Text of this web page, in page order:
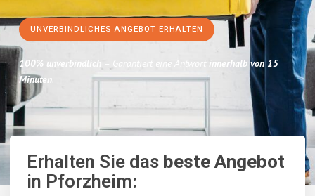
UNVERBINDLICHES ANGEBOT ERHALTEN
100% unverbindlich – Garantiert eine Antwort innerhalb von 15
Minuten.
Erhalten Sie dasbeste Angebot
in Pforzheim: